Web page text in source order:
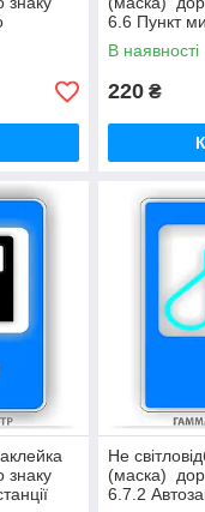
6.6 Пункт
В наявності
220 ₴
знаку
Не
(маска)
6.7.2